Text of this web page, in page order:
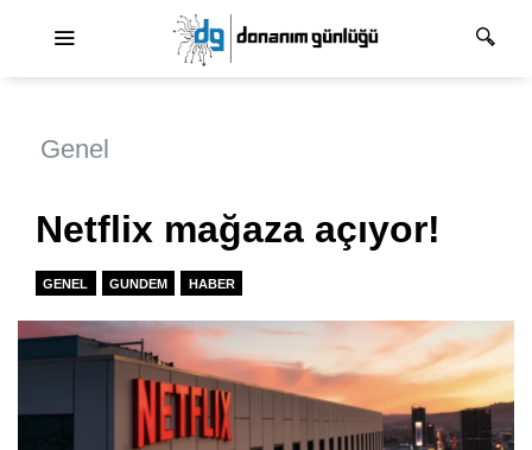
Genel
Netflix mağaza açıyor!
GENEL GUNDEM HABER